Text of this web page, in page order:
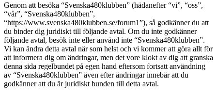
Genom att besöka “Svenska480klubben” (hädanefter “vi”, “oss”,
“vår”, “Svenska480klubben”,
“https://www.svenska480klubben.se/forum1”), så godkänner du att
du binder dig juridiskt till följande avtal. Om du inte godkänner
följande avtal, besök inte eller använd inte “Svenska480klubben”.
Vi kan ändra detta avtal när som helst och vi kommer att göra allt för
att informera dig om ändringar, men det vore klokt av dig att granska
denna sida regelbundet på egen hand eftersom fortsatt användning
av “Svenska480klubben” även efter ändringar innebär att du
godkänner att du är juridiskt bunden till detta avtal.